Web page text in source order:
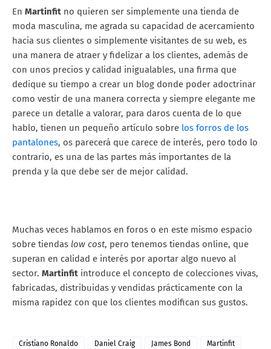
En Martinfit no quieren ser simplemente una tienda de
moda masculina, me agrada su capacidad de acercamiento
hacia sus clientes o simplemente visitantes de su web, es
una manera de atraer y fidelizar a los clientes, además de
con unos precios y calidad inigualables, una firma que
dedique su tiempo a crear un blog donde poder adoctrinar
como vestir de una manera correcta y siempre elegante me
parece un detalle a valorar, para daros cuenta de lo que
hablo, tienen un pequeño artículo sobre los forros de los
pantalones, os parecerá que carece de interés, pero todo lo
contrario, es una de las partes más importantes de la
prenda y la que debe ser de mejor calidad.
Muchas veces hablamos en foros o en este mismo espacio
sobre tiendas low cost, pero tenemos tiendas online, que
superan en calidad e interés por aportar algo nuevo al
sector. Martinfit introduce el concepto de colecciones vivas,
fabricadas, distribuidas y vendidas prácticamente con la
misma rapidez con que los clientes modifican sus gustos.
Cristiano Ronaldo Daniel Craig James Bond
Martinfit